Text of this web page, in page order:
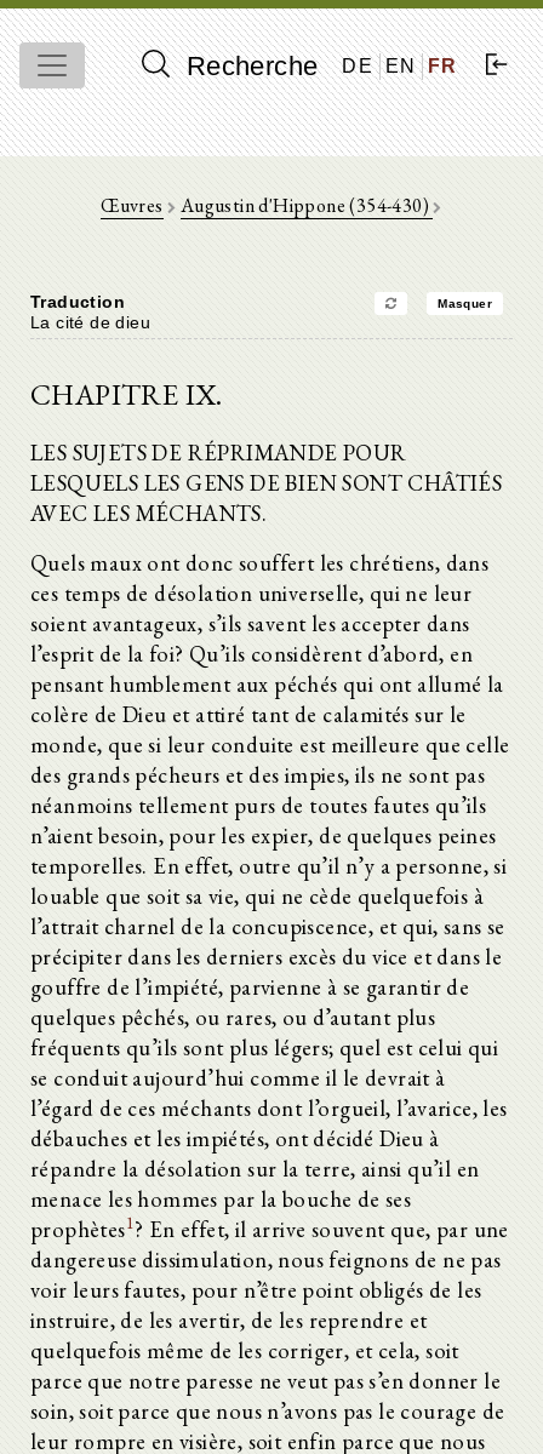
Recherche DE EN FR
Œuvres Augustin d'Hippone (354-430)
Traduction Masquer
La cité de dieu
CHAPITRE IX.
LES SUJETS DE RÉPRIMANDE POUR
LESQUELS LES GENS DE BIEN SONT CHÂTIÉS
AVEC LES MÉCHANTS.
Quels maux ont donc souffert les chrétiens, dans
ces temps de désolation universelle, qui ne leur
soient avantageux, s’ils savent les accepter dans
l’esprit de la foi? Qu’ils considèrent d’abord, en
pensant humblement aux péchés qui ont allumé la
colère de Dieu et attiré tant de calamités sur le
monde, que si leur conduite est meilleure que celle
des grands pécheurs et des impies, ils ne sont pas
néanmoins tellement purs de toutes fautes qu’ils
n’aient besoin, pour les expier, de quelques peines
temporelles. En effet, outre qu’il n’y a personne, si
louable que soit sa vie, qui ne cède quelquefois à
l’attrait charnel de la concupiscence, et qui, sans se
précipiter dans les derniers excès du vice et dans le
gouffre de l’impiété, parvienne à se garantir de
quelques pêchés, ou rares, ou d’autant plus
fréquents qu’ils sont plus légers; quel est celui qui
se conduit aujourd’hui comme il le devrait à
l’égard de ces méchants dont l’orgueil, l’avarice, les
débauches et les impiétés, ont décidé Dieu à
répandre la désolation sur la terre, ainsi qu’il en
menace les hommes par la bouche de ses
prophètes1? En effet, il arrive souvent que, par une
dangereuse dissimulation, nous feignons de ne pas
voir leurs fautes, pour n’être point obligés de les
instruire, de les avertir, de les reprendre et
quelquefois même de les corriger, et cela, soit
parce que notre paresse ne veut pas s’en donner le
soin, soit parce que nous n’avons pas le courage de
leur rompre en visière, soit enfin parce que nous